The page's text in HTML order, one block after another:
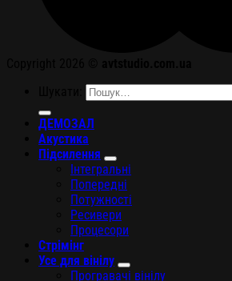
ДЕМОЗАЛ
Акустика
Підсилення
Інтегральні
Попередні
Потужності
Ресивери
Процесори
Стрімінг
Усе для вінілу
Програвачі вінілу